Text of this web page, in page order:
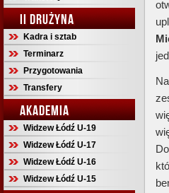
II DRUŻYNA
Kadra i sztab
Terminarz
Przygotowania
Transfery
AKADEMIA
Widzew Łódź U-19
Widzew Łódź U-17
Widzew Łódź U-16
Widzew Łódź U-15